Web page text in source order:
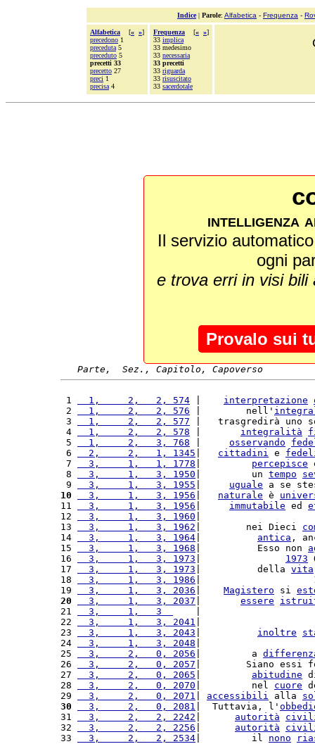
Indice| Parole: Alfabetica - Frequenza -
Alfabetica [« »]
precedono 1
preceduta 5
preceduto 5
precetti 33
precetto 27
preci 1
precisa 4
Frequenza [« »]
33 implica
33 medesimo
33 necessaria
33 precetti
33 riguarda
33 risuscitato
33 sacerdotale
intelligenza
Il servizio
ogni
e trova erri in visi
Provalo sui
Parte,  Sez., Capitolo, Capoverso
1
  1,     2,   2, 574
interpretazione
2
  1,     2,   2, 576
|        nell'
3
  1,     2,   2, 577
|   trasgredirà uno
4
  1,     2,   2, 578
integralità
5
  1,     2,   3, 768
osservando
6
  2,     2,   1, 1345
cittadini e
7
  3,     1,   1, 1778
percepisce
8
  3,     1,   3, 1950
|         un tempo
9
  3,     1,   3, 1955
uguale a se
10
  3,     1,   3, 1956
naturale è
11
  3,     1,   3, 1956
immutabile ed
12
  3,     1,   3, 1960
13
  3,     1,   3, 1962
|        nei Dieci
14
  3,     1,   3, 1964
antica ,
15
  3,     1,   3, 1968
|          Esso non
16
  3,     1,   3, 1973
1973
17
  3,     1,   3, 1973
|          della vita
18
  3,     1,   3, 1986
|
19
  3,     1,   3, 2036
Magistero si
20
  3,     1,   3, 2037
essere
21
  3,     1,   3
22
  3,     1,   3, 2041
23
  3,     1,   3, 2043
inoltre
24
  3,     1,   3, 2048
25
  3,     2,   0, 2056
|         a
26
  3,     2,   0, 2057
|        Siano essi
27
  3,     2,   0, 2065
abitudine
28
  3,     2,   0, 2070
|         nel cuore
29
  3,     2,   0, 2071
accessibili alla
30
  3,     2,   0, 2081
|  Tuttavia, l'
31
  3,     2,   2, 2242
autorità
32
  3,     2,   2, 2256
autorità
33
  3,     2,   2, 2534
|         il nono